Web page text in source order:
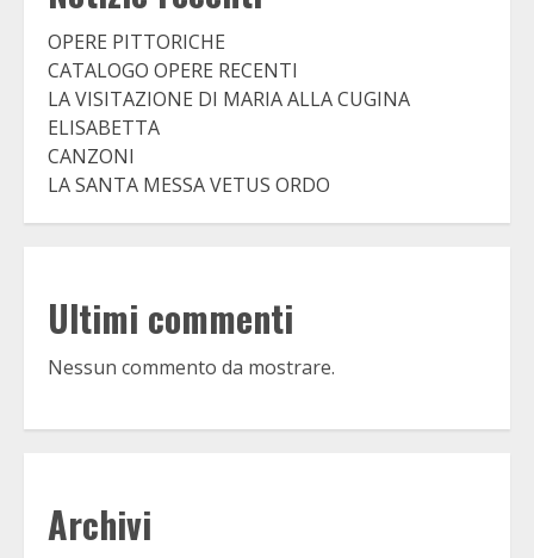
OPERE PITTORICHE
CATALOGO OPERE RECENTI
LA VISITAZIONE DI MARIA ALLA CUGINA
ELISABETTA
CANZONI
LA SANTA MESSA VETUS ORDO
Ultimi commenti
Nessun commento da mostrare.
Archivi